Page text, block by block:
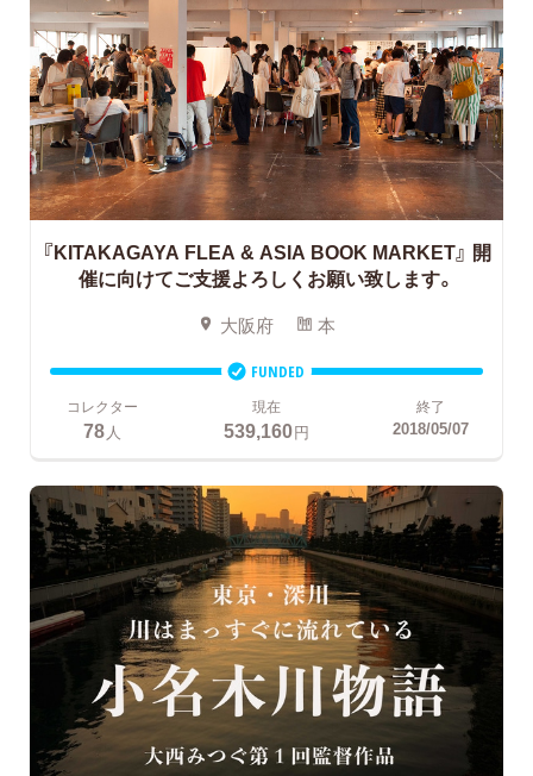
『KITAKAGAYA FLEA & ASIA BOOK MARKET』 開
催に向けてご支援よろしくお願い致します。
大阪府 本
FUNDED
コレクター
78人
現在
539,160円
終了
2018/05/07